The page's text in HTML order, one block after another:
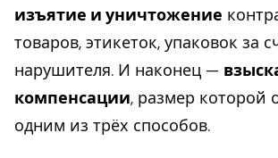
изъятие и уничтожение
товаров, этикеток, упаковок за
нарушителя. И наконец —
компенсации, размер которой
одним из трёх способов.